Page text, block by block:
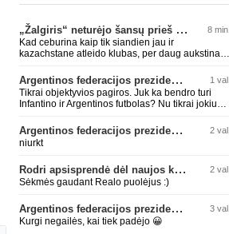
„Žalgiris“ neturėjo šansų prieš „Hajduk“ 8 min.
Kad ceburina kaip tik siandien jau ir
kazachstane atleido klubas, per daug aukstinat
Argentinos federacijos prezidentas C. Tapia negailėjo pagyrų G. Infantino 1 val.
Tikrai objektyvios pagiros. Juk ka bendro turi
Infantino ir Argentinos futbolas? Nu tikrai jokiu
Argentinos federacijos prezidentas C. Tapia negailėjo pagyrų G. Infantino 2 val.
niurkt
Rodri apsisprendė dėl naujos komandos 2 val.
Sėkmės gaudant Realo puolėjus :)
Argentinos federacijos prezidentas C. Tapia negailėjo pagyrų G. Infantino 3 val.
Kurgi negailės, kai tiek padėjo 😀